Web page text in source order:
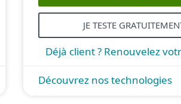
JE TESTE
Déjà client ? Renouvelez
Découvrez nos technologies